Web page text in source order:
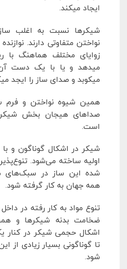
ایجاد میکند.
شیکرها نسبت به اغلب
نواختن متفاوتی دارند.
زوایای مختلف هماهنگ با
میدهد و یا با یک دست
میکوبد و صدای ساز را ایجد
همین شیوه نواختن و فرم
صداهای هیجان بخش شیکر
است.
شیکر در اشکال گوناگون و
اولیه ساخته می‌شود.
شده این ساز در سبک‌های
همه جهان به کار گرفته شود.
تنوع مواد به کار رفته در
ضخامت بدنه شیکرها و
اشکال حجمی شیکر در کنار
تا گوناگونی بسیار زیادی از
شود.